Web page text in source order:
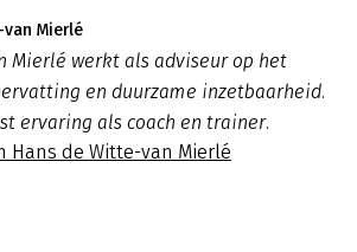
Mierlé
Mierlé werkt als adviseur op het
en duurzame inzetbaarheid.
ervaring als coach en trainer.
Hans de Witte-van Mierlé